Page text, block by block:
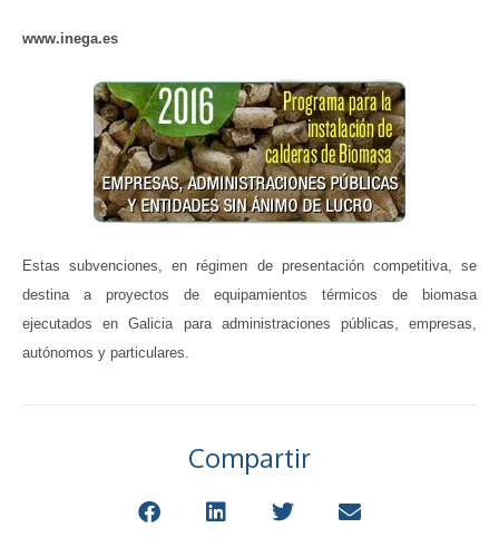
www.inega.es
Estas subvenciones, en régimen de presentación competitiva, se
destina a proyectos de equipamientos térmicos de biomasa
ejecutados en Galicia para administraciones públicas, empresas,
autónomos y particulares.
Compartir